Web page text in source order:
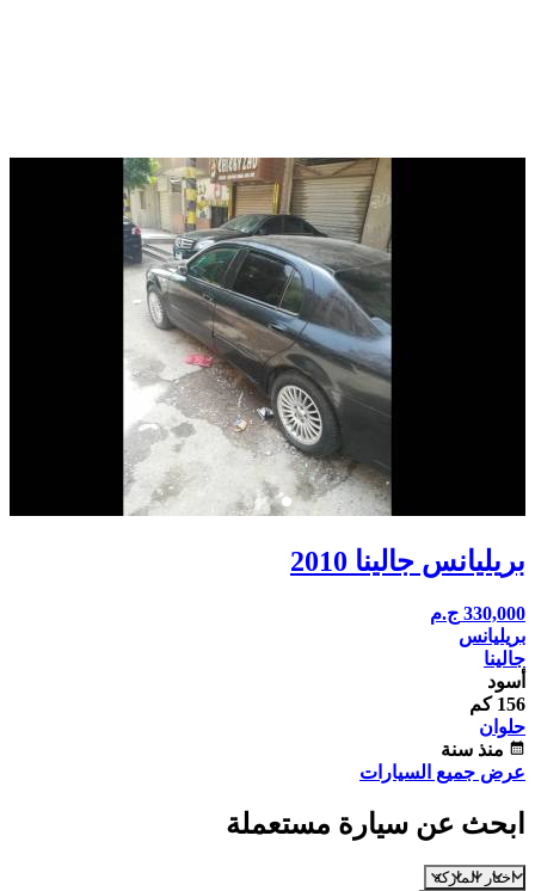
بريليانس جالينا 2010
330,000 ج.م
بريليانس
جالينا
أسود
156 كم
حلوان
calendar_month منذ سنة
عرض جميع السيارات
ابحث عن سيارة مستعملة
اختار الماركة